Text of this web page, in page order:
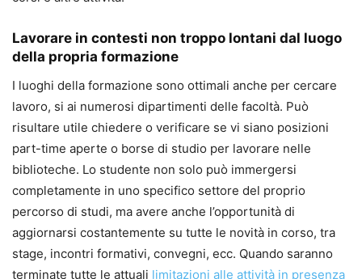
Lavorare in contesti non troppo lontani dal luogo
della propria formazione
I luoghi della formazione sono ottimali anche per cercare
lavoro, si ai numerosi dipartimenti delle facoltà. Può
risultare utile chiedere o verificare se vi siano posizioni
part-time aperte o borse di studio per lavorare nelle
biblioteche. Lo studente non solo può immergersi
completamente in uno specifico settore del proprio
percorso di studi, ma avere anche l’opportunità di
aggiornarsi costantemente su tutte le novità in corso, tra
stage, incontri formativi, convegni, ecc. Quando saranno
terminate tutte le attuali limitazioni alle attività in presenza